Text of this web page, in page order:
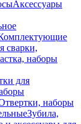
Аксессуары
сварки,
наборы
для
наборы
Зубила,